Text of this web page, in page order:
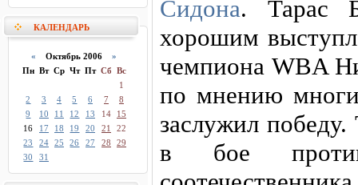
КАЛЕНДАРЬ
« Октябрь 2006»
Пн Вт Ср Чт Пт Сб Вс
1
2
3 4 5 6 7
8
9
10 11 12 13 14
15
16
17 18 19 20 21
22
23
24 25 26 27 28
29
30
31
Сидона. Тарас
хорошим
чемпиона WBA
по мнению
заслужил
в бое против